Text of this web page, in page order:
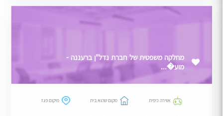
מחלקה משפטית של חברת נדל"ן ברעננה -
מוע�...
אווירה כיפית מקום שהוא בית מיקום פגז